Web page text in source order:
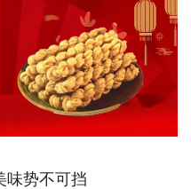
味势不可挡